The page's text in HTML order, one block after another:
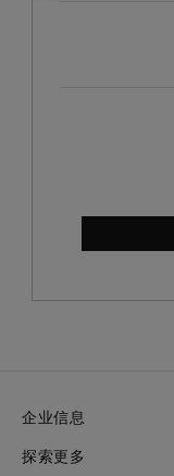
企业信息
探索更多